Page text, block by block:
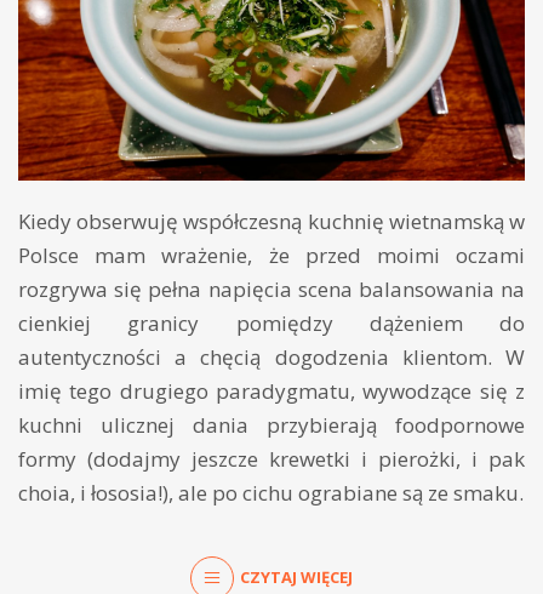
Kiedy obserwuję współczesną kuchnię wietnamską w
Polsce mam wrażenie, że przed moimi oczami
rozgrywa się pełna napięcia scena balansowania na
cienkiej granicy pomiędzy dążeniem do
autentyczności a chęcią dogodzenia klientom. W
imię tego drugiego paradygmatu, wywodzące się z
kuchni ulicznej dania przybierają foodpornowe
formy (dodajmy jeszcze krewetki i pierożki, i pak
choia, i łososia!), ale po cichu ograbiane są ze smaku.
CZYTAJ WIĘCEJ